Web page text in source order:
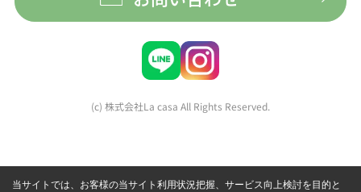
(c) 株式会社La casa All Rights Reserved.
当サイトでは、お客様の当サイト利用状況把握、サービス向上検討を目的と